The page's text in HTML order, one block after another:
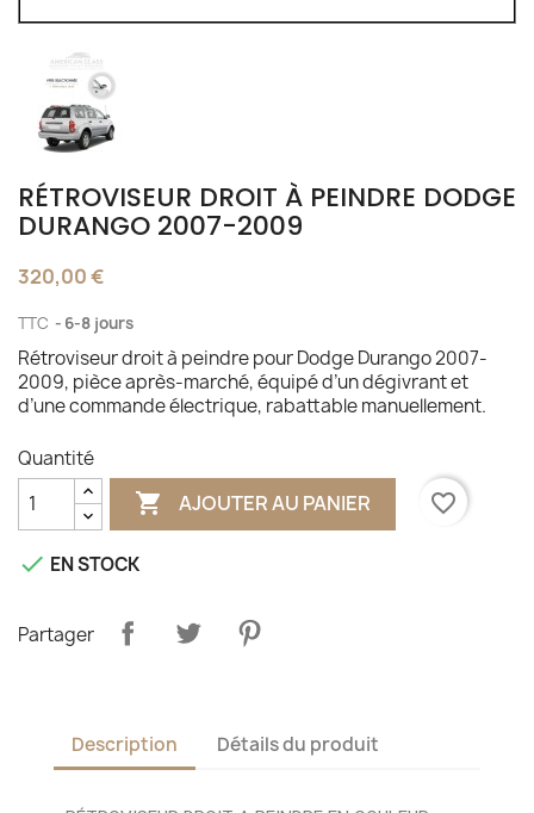
RÉTROVISEUR DROIT À PEINDRE DODGE
DURANGO 2007-2009
320,00 €
TTC 6-8 jours
Rétroviseur droit à peindre pour Dodge Durango 2007-
2009, pièce après-marché, équipé d’un dégivrant et
d’une commande électrique, rabattable manuellement.
Quantité
 AJOUTER AU PANIER favorite_border
 EN STOCK
Partager
Description Détails du produit